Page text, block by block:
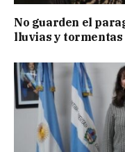
No guarden el
lluvias y